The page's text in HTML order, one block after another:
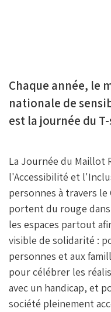
Chaque année, le
nationale de
est la journée du
La Journée du Maillot
l'Accessibilité et
personnes à travers le
portent du rouge
les espaces partout
visible de solidarité :
personnes et aux
pour célébrer les
avec un handicap, et
société pleinement